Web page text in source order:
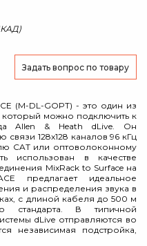
Задать вопрос по товару
(M-DL-GOPT) - это один из
который можно подключить к
Allen & Heath dLive. Он
128x128 каналов 96 кГц
CAT или оптоволоконному
использован в качестве
MixRack to Surface на
предлагает идеальное
и распределения звука в
с длиной кабеля до 500 м
стандарта. В типичной
dLive отправляются во
независимая подстройка,